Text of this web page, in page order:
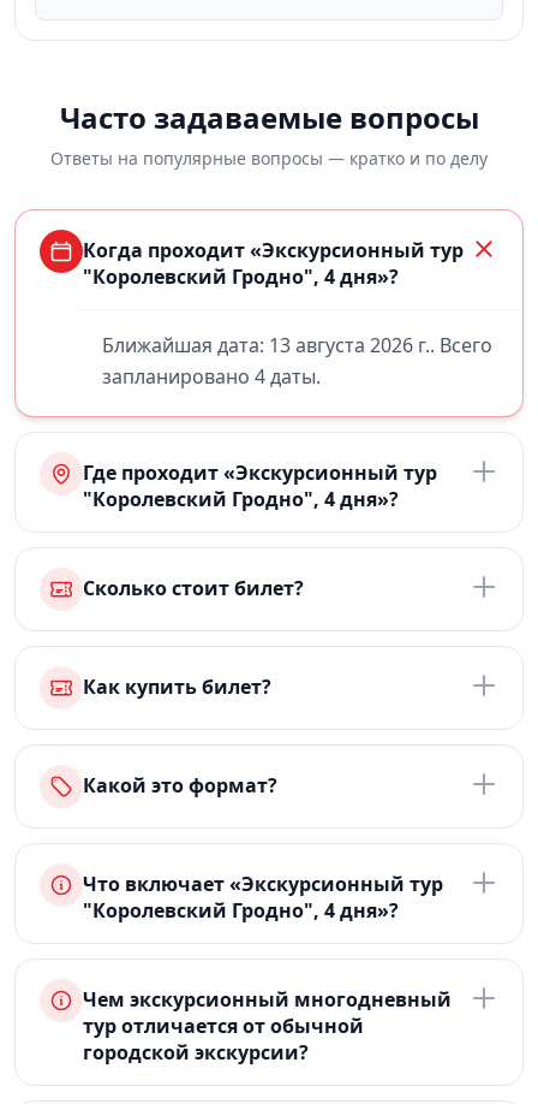
Часто задаваемые вопросы
Ответы на популярные вопросы — кратко и по делу
Когда проходит «Экскурсионный тур
"Королевский Гродно", 4 дня»?
Ближайшая дата: 13 августа 2026 г.. Всего
запланировано 4 даты.
Где проходит «Экскурсионный тур
"Королевский Гродно", 4 дня»?
Сколько стоит билет?
Как купить билет?
Какой это формат?
Что включает «Экскурсионный тур
"Королевский Гродно", 4 дня»?
Чем экскурсионный многодневный
тур отличается от обычной
городской экскурсии?